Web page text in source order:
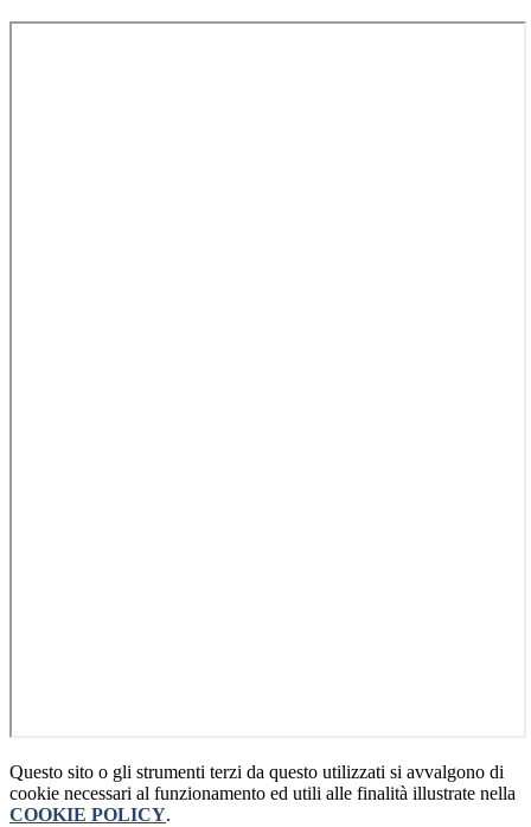
Questo sito o gli strumenti terzi da questo utilizzati si avvalgono di
cookie necessari al funzionamento ed utili alle finalità illustrate nella
COOKIE POLICY.